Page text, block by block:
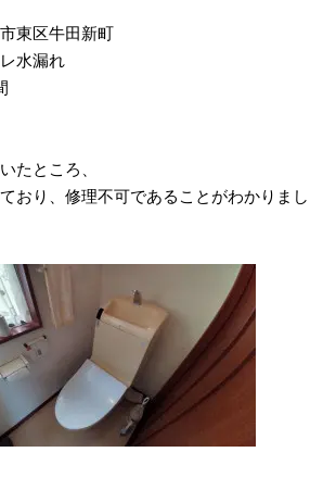
東区牛田新町
水漏れ
たところ、
おり、修理不可であることがわかりまし